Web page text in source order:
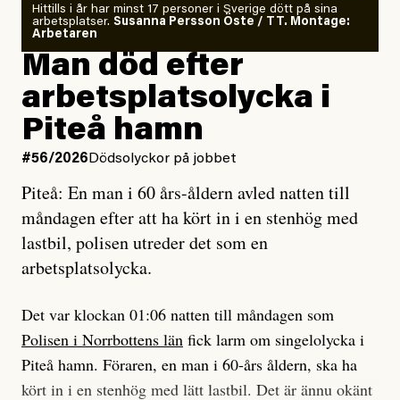
Vem är det som Dagens ETC skriver för?
Vad betyder det att vara en röd, grön och oberoende
tidning?
Vad är bra journalistik?
Ett försök till korta svar som jag hoppas kan förtydliga
för Kuhn och Sassarinis-McGowan och andra hur jag
som chefredaktör ser på Dagens ETC:s uppdrag och
roll.
Vi skriver för våra läsare som vill bli informerade,
överraskade, bekräftade, utmanade – och som kräver
att vi granskar allt och alla.
Om läkaren säger vaccinera dig
så säger jag tvärtemot.
Jag lärde mig renovera
enligt uråldrig metod
och lade min sista ungdom
på att laga en gammal bod.
Jag sökte ljuset och meningen,
efter det som var rent, rätt och sant,
och aldrig såg jag det klarare än
när jag ombord på bussen hjälpte en tant.
#23/2026Intervjun
Jesper Lundby: ”Livet i sig
är ganska politiskt”
Hittills i år har minst 17 personer i Sverige dött på sina
arbetsplatser. Susanna Persson Öste / TT. Montage:
Arbetaren
Man död efter
arbetsplatsolycka i
Piteå hamn
#56/2026 Dödsolyckor på jobbet
Piteå: En man i 60 års-åldern avled natten till
måndagen efter att ha kört in i en stenhög med
lastbil, polisen utreder det som en
arbetsplatsolycka.
Det var klockan 01:06 natten till måndagen som
Polisen i Norrbottens län fick larm om singelolycka i
Piteå hamn. Föraren, en man i 60-års åldern, ska ha
kört in i en stenhög med lätt lastbil. Det är ännu okänt